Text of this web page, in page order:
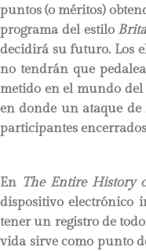
puntos (o méritos)
programa del estilo
decidirá su futuro. Los
no tendrán que
metido en el mundo del
en donde un ataque de
participantes
En The Entire History
dispositivo electrónico
tener un registro de
vida sirve como punto